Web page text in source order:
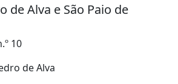
de Alva e São Paio de
10
de Alva